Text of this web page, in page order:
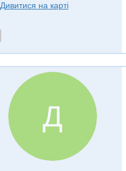
Дивитися на карті
Д